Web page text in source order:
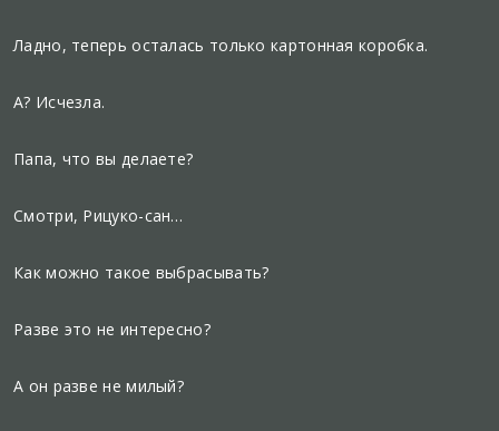
Ладно, теперь осталась только картонная коробка.
А? Исчезла.
Папа, что вы делаете?
Смотри, Рицуко-сан…
Как можно такое выбрасывать?
Разве это не интересно?
А он разве не милый?